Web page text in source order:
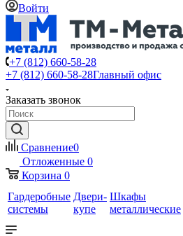
Войти
+7 (812) 660-58-28
+7 (812) 660-58-28Главный офис
Заказать звонок
Сравнение0
Отложенные 0
Корзина 0
Гардеробные
системы
Двери-
купе
Шкафы
металлические